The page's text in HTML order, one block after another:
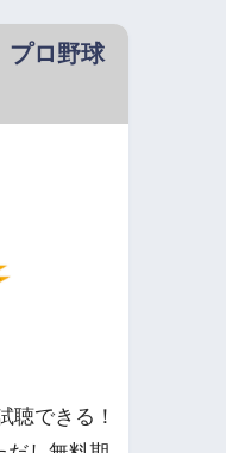
プロ野球
聴できる！